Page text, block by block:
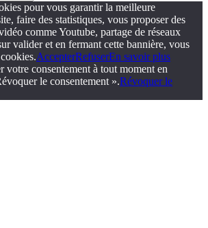
pour vous garantir la meilleure
faire des statistiques, vous proposer des
comme Youtube, partage de réseaux
valider et en fermant cette bannière, vous
AccepterRefuserEn savoir plus
votre consentement à tout moment en
le consentement ».Révoquer le